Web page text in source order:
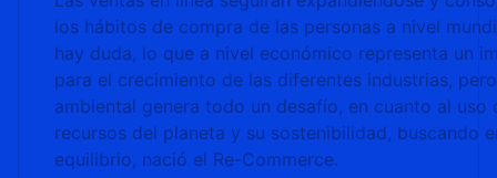
los hábitos de compra de las personas a nivel
hay duda, lo que a nivel económico representa un
para el crecimiento de las diferentes industrias,
ambiental genera todo un desafío, en cuanto al uso
recursos del planeta y su sostenibilidad, buscando
equilibrio, nació el Re-Commerce.